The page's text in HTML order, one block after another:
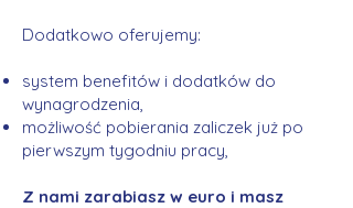
Dodatkowo oferujemy:
system benefitów i dodatków do
wynagrodzenia,
możliwość pobierania zaliczek już po
pierwszym tygodniu pracy,
Z nami zarabiasz w euro i masz